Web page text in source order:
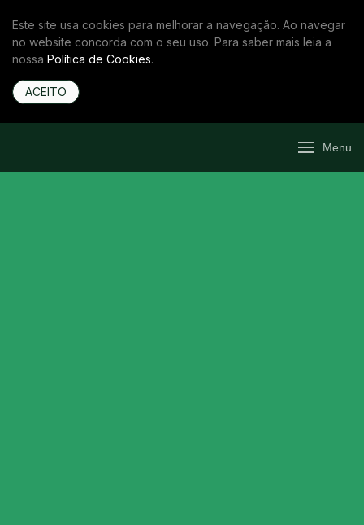
Este site usa cookies para melhorar a navegação. Ao navegar
no website concorda com o seu uso. Para saber mais leia a
nossa Política de Cookies.
ACEITO
Menu